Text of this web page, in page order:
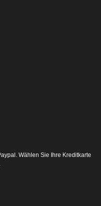
Wählen Sie Ihre Kreditkarte